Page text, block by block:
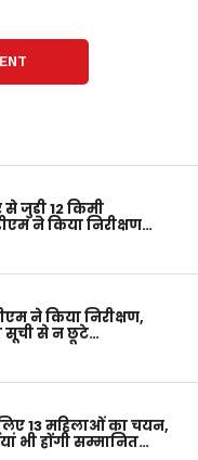
से जुड़ी 12 किमी
ने किया निरीक्षण…
ने किया निरीक्षण,
सूची से न छूटे…
13 महिलाओं का चयन,
भी होंगी सम्मानित…